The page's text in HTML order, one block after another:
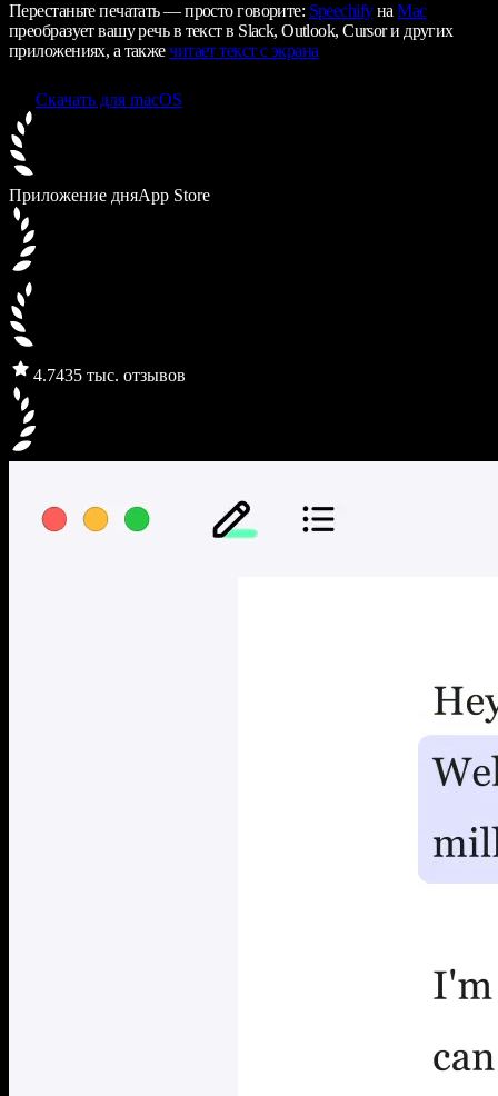
Перестаньте печатать — просто говорите: SpeechifyнаMac
преобразует вашу речь в текст в Slack, Outlook, Cursor и других
приложениях, а такжечитает текст с экрана
Скачать для macOS
Приложение дняApp Store
4.7435 тыс. отзывов